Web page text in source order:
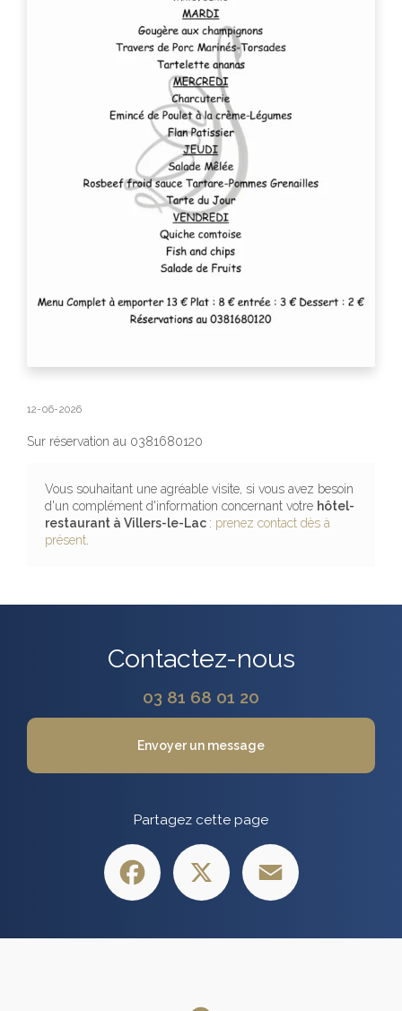
12-06-2026
Sur réservation au 0381680120
Vous souhaitant une agréable visite, si vous avez besoin
d'un complément d'information concernant votre hôtel-
restaurant à Villers-le-Lac : prenez contact dès à
présent.
Contactez-nous
03 81 68 01 20
Envoyer un message
Partagez cette page
Facebook